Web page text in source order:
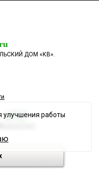
ДОМ «КВ».
улучшения работы